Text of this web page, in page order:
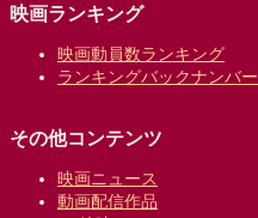
映画ランキング
映画動員数ランキング
ランキングバックナンバー
その他コンテンツ
映画ニュース
動画配信作品